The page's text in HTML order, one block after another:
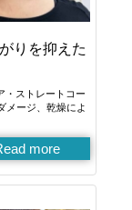
りを抑えた
・ストレートコー
メージ、乾燥によ
more